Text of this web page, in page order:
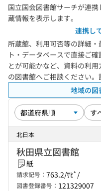
国立国会図書館サーチが連
蔵情報を表示します。
連携し
所蔵館、利用可否等の詳細
ト・データベースで直接ご
とが可能かなど、資料の利
の図書館へご相談ください。
地域の図
北日本
秋田県立図書館
紙
請求記号： 763.2/ｻﾋﾟ/
図書登録番号： 121329007